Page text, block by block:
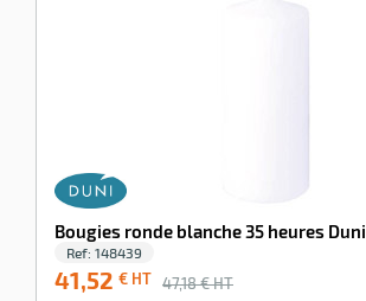
Bougies ronde blanche 35 heures Duni
Ref: 148439
41,52 € HT 47,18 € HT